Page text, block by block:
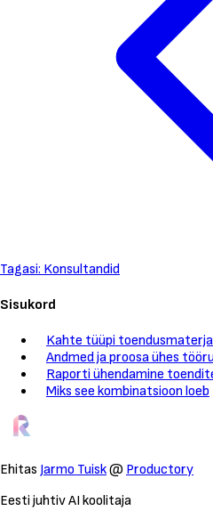
Tagasi: Konsultandid
Sisukord
Kahte tüüpi
Andmed ja proosa ühes
Raporti ühendamine
Miks see kombinatsioon loeb
Ehitas Jarmo Tuisk@ Productory
Eesti juhtiv AI koolitaja